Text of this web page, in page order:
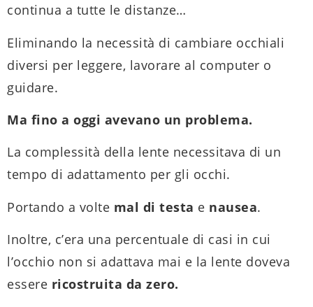
continua a tutte le distanze…
Eliminando la necessità di cambiare occhiali
diversi per leggere, lavorare al computer o
guidare.
Ma fino a oggi avevano un problema.
La complessità della lente necessitava di un
tempo di adattamento per gli occhi.
Portando a volte mal di testa e nausea.
Inoltre, c’era una percentuale di casi in cui
l’occhio non si adattava mai e la lente doveva
essere ricostruita da zero.